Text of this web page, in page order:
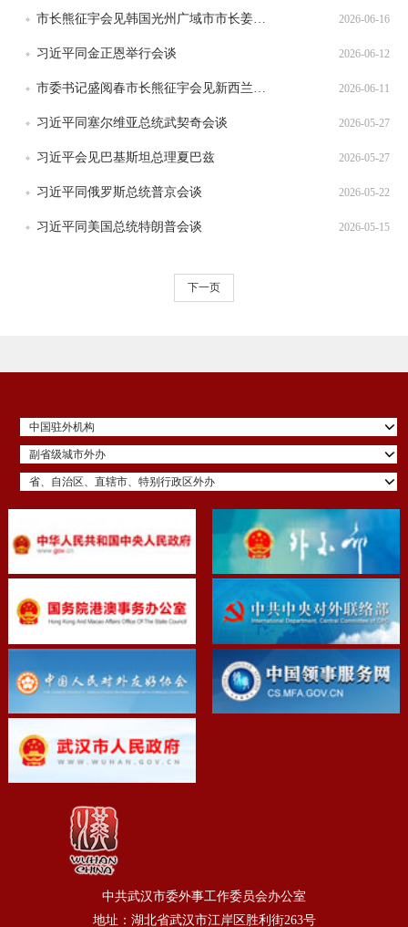
2026-06-16
习近平同金正恩举行会谈 2026-06-12
2026-06-11
习近平同塞尔维亚总统武契奇会谈 2026-05-27
习近平会见巴基斯坦总理夏巴兹 2026-05-27
习近平同俄罗斯总统普京会谈 2026-05-22
习近平同美国总统特朗普会谈 2026-05-15
下一页
中国驻外机构
副省级城市外办
省、自治区、直辖市、特别行政区外办
中共武汉市委外事工作委员会办公室
地址：湖北省武汉市江岸区胜利街263号